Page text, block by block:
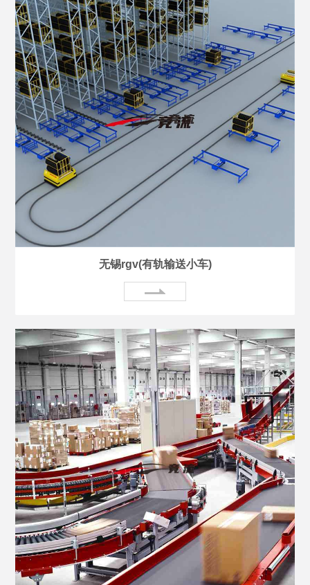
无锡rgv(有轨输送小车)